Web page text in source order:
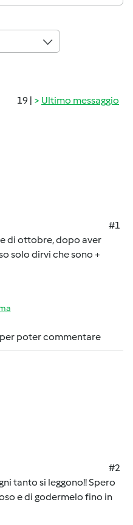
19 | Ultimo messaggio
#1
di ottobre, dopo aver
solo dirvi che sono +
per poter commentare
#2
tanto si leggono!! Spero
e di godermelo fino in